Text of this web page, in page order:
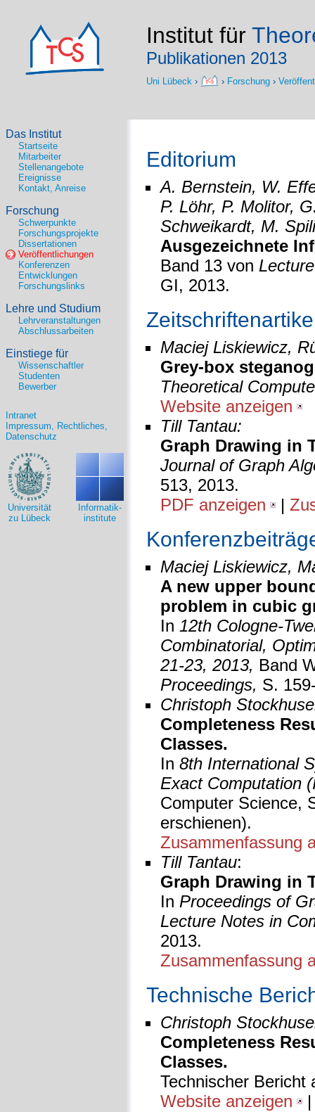
Institut für
Publikationen 2013
Uni Lübeck › › Forschung ›
Das Institut
Startseite
Mitarbeiter
Stellenangebote
Ereignisse
Kontakt, Anreise
Forschung
Schwerpunkte
Forschungsprojekte
Dissertationen
Veröffentlichungen
Konferenzen
Entwicklungen
Forschungslinks
Lehre und Studium
Lehrveranstaltungen
Abschlussarbeiten
Einstiege für
Wissenschaftler
Studenten
Bewerber
Intranet
Impressum, Rechtliches,
Datenschutz
Universität
zu Lübeck
Informatik-
institute
Editorium
A. Bernstein, W.
P. Löhr, P. Molitor,
Schweikardt, M.
Ausgezeichnete
Band 13 von
GI, 2013.
Maciej Liskiewicz,
Grey-box
Theoretical
Website anzeigen
Till Tantau:
Graph Drawing in
Journal of Graph
513, 2013.
PDF anzeigen |
Maciej Liskiewicz,
A new upper
problem in cubic
In 12th Cologne-
Combinatorial,
21-23, 2013, Band
Proceedings, S.
Christoph
Completeness
Classes.
In 8th International
Exact Computation
Computer Science,
erschienen).
Zusammenfassung
Till Tantau:
Graph Drawing in
In Proceedings of
Lecture Notes in
2013.
Zusammenfassung
Technische
Christoph
Completeness
Classes.
Technischer Bericht
Website anzeigen